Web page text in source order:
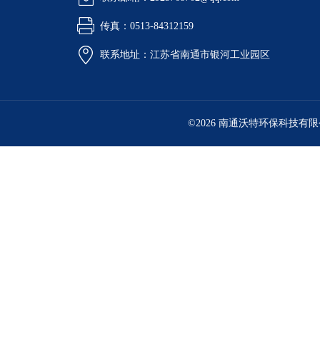
传真：0513-84312159
联系地址：江苏省南通市银河工业园区
©2026 南通沃特环保科技有